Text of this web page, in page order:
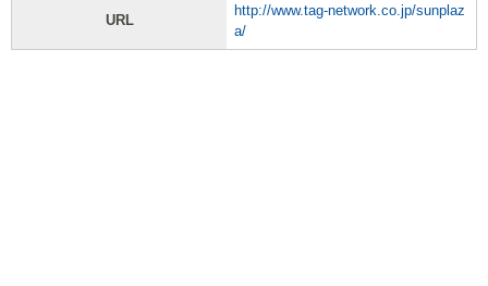
URL
http://www.tag-network.co.jp/sunplaz
a/